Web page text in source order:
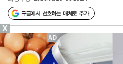
구글에서 선호하는 매체로 추가
X